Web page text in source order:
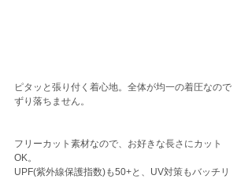
ピタッと張り付く着心地。全体が均一の着圧なので
ずり落ちません。
フリーカット素材なので、お好きな長さにカット
OK。
UPF(紫外線保護指数)も50+と、UV対策もバッチリ